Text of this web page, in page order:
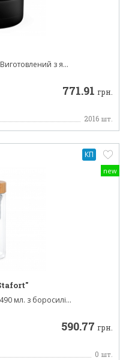
з я...
771.91 грн.
2016 шт.
new
мл. з боросилі...
590.77 грн.
0 шт.
КП